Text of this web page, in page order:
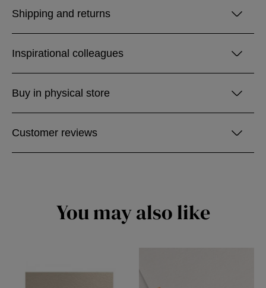
Shipping and returns
Inspirational colleagues
Buy in physical store
Customer reviews
You may also like